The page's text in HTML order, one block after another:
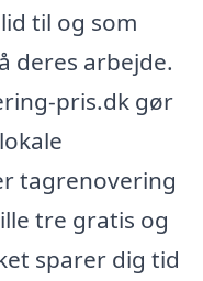
til og som
deres arbejde.
pris.dk gør
tagrenovering
tre gratis og
sparer dig tid